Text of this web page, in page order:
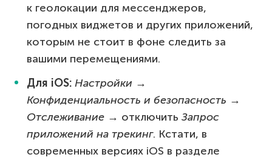
к геолокации для мессенджеров,
погодных виджетов и других приложений,
которым не стоит в фоне следить за
вашими перемещениями.
Для iOS: Настройки →
Конфиденциальность и безопасность →
Отслеживание → отключить Запрос
приложений на трекинг. Кстати, в
современных версиях iOS в разделе